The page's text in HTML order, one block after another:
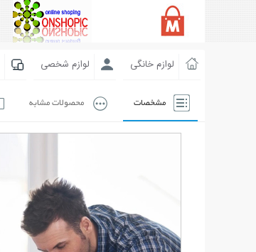
لوازم خانگی لوازم شخصی
مشخصات محصولات مشابه